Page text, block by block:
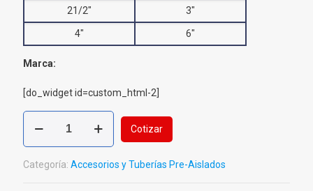
21/2″ 3″
4″ 6″
Marca:
[do_widget id=custom_html-2]
Codo
PP
Pre-
Cotizar
Categoría: Accesorios y Tuberías Pre-Aislados